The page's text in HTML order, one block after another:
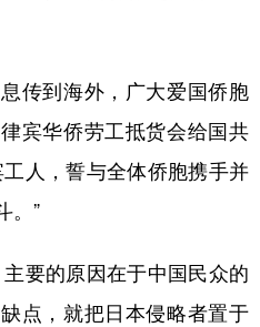
到海外，广大爱国侨胞
宾华侨劳工抵货会给国共
人，誓与全体侨胞携手并
。”
要的原因在于中国民众的
点，就把日本侵略者置于